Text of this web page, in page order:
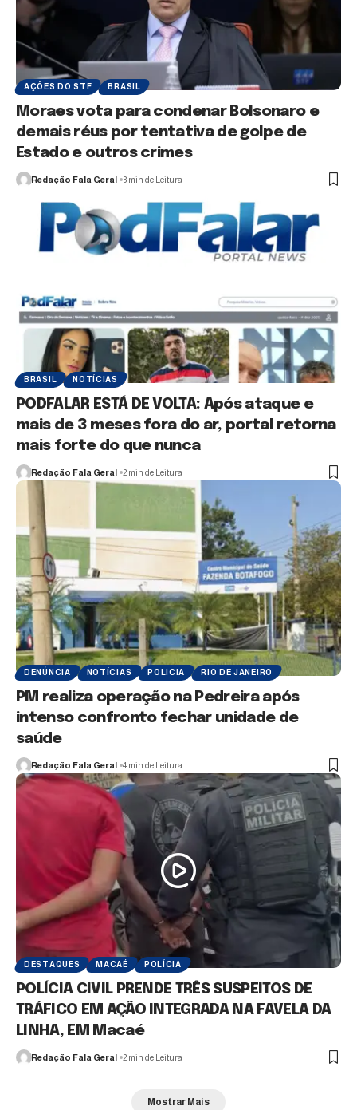
AÇÕES DO STF BRASIL
Moraes vota para condenar Bolsonaro e
demais réus por tentativa de golpe de
Estado e outros crimes
Redação Fala Geral 3 min de Leitura
BRASIL NOTÍCIAS
PODFALAR ESTÁ DE VOLTA: Após ataque e
mais de 3 meses fora do ar, portal retorna
mais forte do que nunca
Redação Fala Geral 2 min de Leitura
DENÚNCIA NOTÍCIAS POLICIA RIO DE JANEIRO
PM realiza operação na Pedreira após
intenso confronto fechar unidade de
saúde
Redação Fala Geral 4 min de Leitura
DESTAQUES MACAÉ POLÍCIA
POLÍCIA CIVIL PRENDE TRÊS SUSPEITOS DE
TRÁFICO EM AÇÃO INTEGRADA NA FAVELA DA
LINHA, EM Macaé
Redação Fala Geral 2 min de Leitura
Mostrar Mais